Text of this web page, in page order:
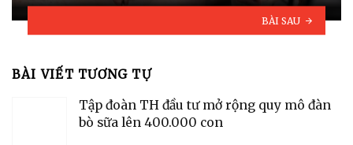
BÀI SAU
BÀI VIẾT TƯƠNG TỰ
Tập đoàn TH đầu tư mở rộng quy mô đàn
bò sữa lên 400.000 con